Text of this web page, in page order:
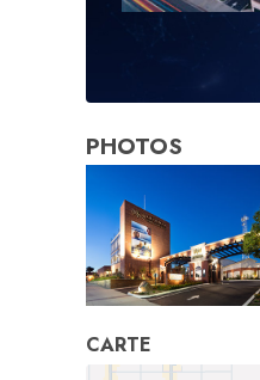
PHOTOS
CARTE